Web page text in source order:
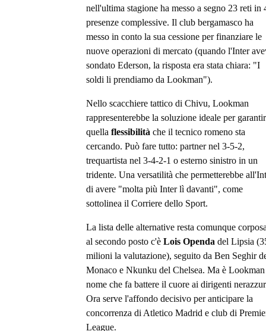
nell'ultima stagione ha messo a segno 23 reti in
presenze complessive. Il club bergamasco ha
messo in conto la sua cessione per finanziare le
nuove operazioni di mercato (quando l'Inter
sondato Ederson, la risposta era stata chiara: "I
soldi li prendiamo da Lookman").
Nello scacchiere tattico di Chivu, Lookman
rappresenterebbe la soluzione ideale per
quella flessibilità che il tecnico romeno sta
cercando. Può fare tutto: partner nel 3-5-2,
trequartista nel 3-4-2-1 o esterno sinistro in un
tridente. Una versatilità che permetterebbe
di avere "molta più Inter lì davanti", come
sottolinea il Corriere dello Sport.
La lista delle alternative resta comunque
al secondo posto c'è Lois Openda del Lipsia
milioni la valutazione), seguito da Ben Seghir
Monaco e Nkunku del Chelsea. Ma è
nome che fa battere il cuore ai dirigenti
Ora serve l'affondo decisivo per anticipare la
concorrenza di Atletico Madrid e club di
League.